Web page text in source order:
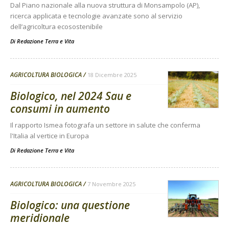
Dal Piano nazionale alla nuova struttura di Monsampolo (AP),
ricerca applicata e tecnologie avanzate sono al servizio
dell’agricoltura ecosostenibile
Di Redazione Terra e Vita
AGRICOLTURA BIOLOGICA 18 Dicembre 2025
Biologico, nel 2024 Sau e
consumi in aumento
Il rapporto Ismea fotografa un settore in salute che conferma
l'Italia al vertice in Europa
Di Redazione Terra e Vita
AGRICOLTURA BIOLOGICA 7 Novembre 2025
Biologico: una questione
meridionale